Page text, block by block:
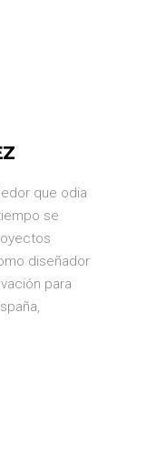
que odia
se
diseñador
para